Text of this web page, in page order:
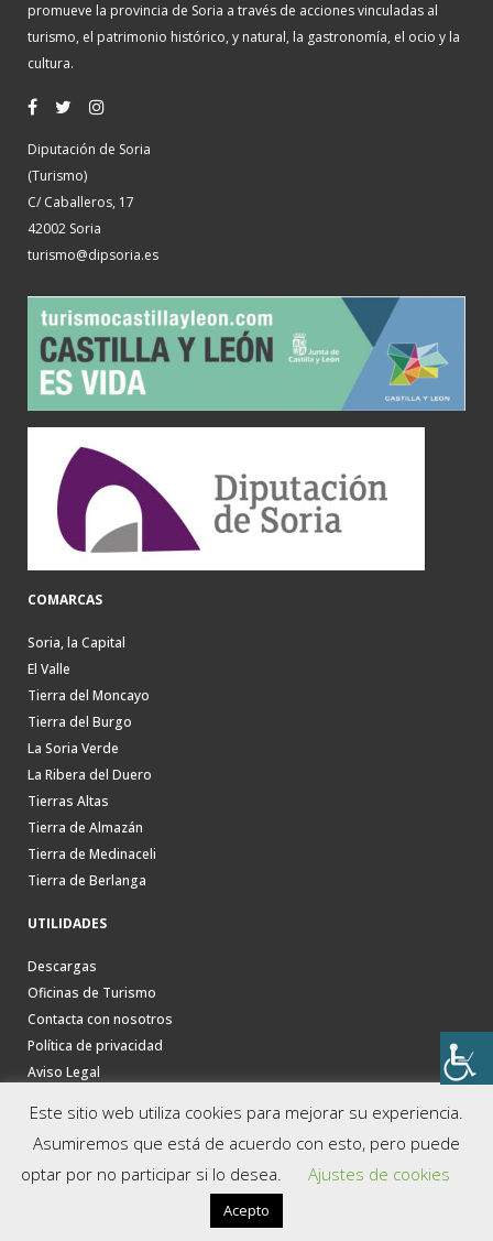
promueve la provincia de Soria a través de acciones vinculadas al
turismo, el patrimonio histórico, y natural, la gastronomía, el ocio y la
cultura.
Diputación de Soria
(Turismo)
C/ Caballeros, 17
42002 Soria
turismo@dipsoria.es
COMARCAS
Soria, la Capital
El Valle
Tierra del Moncayo
Tierra del Burgo
La Soria Verde
La Ribera del Duero
Tierras Altas
Tierra de Almazán
Tierra de Medinaceli
Tierra de Berlanga
UTILIDADES
Descargas
Oficinas de Turismo
Contacta con nosotros
Política de privacidad
Aviso Legal
Este sitio web utiliza cookies para mejorar su experiencia.
Asumiremos que está de acuerdo con esto, pero puede
optar por no participar si lo desea.
Ajustes de cookies
Acepto